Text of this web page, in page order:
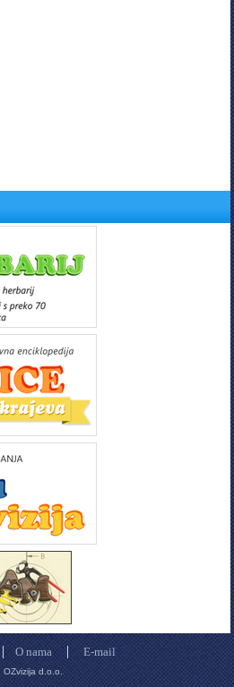
O nama|E-mail
OZvizija d.o.o.